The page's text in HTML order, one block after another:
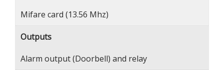
Mifare card (13.56 Mhz)
Outputs
Alarm output (Doorbell) and relay